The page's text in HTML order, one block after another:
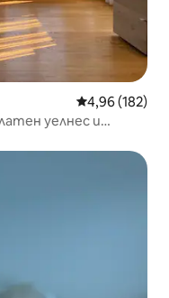
Средна
4,96 (182)
уелнес и